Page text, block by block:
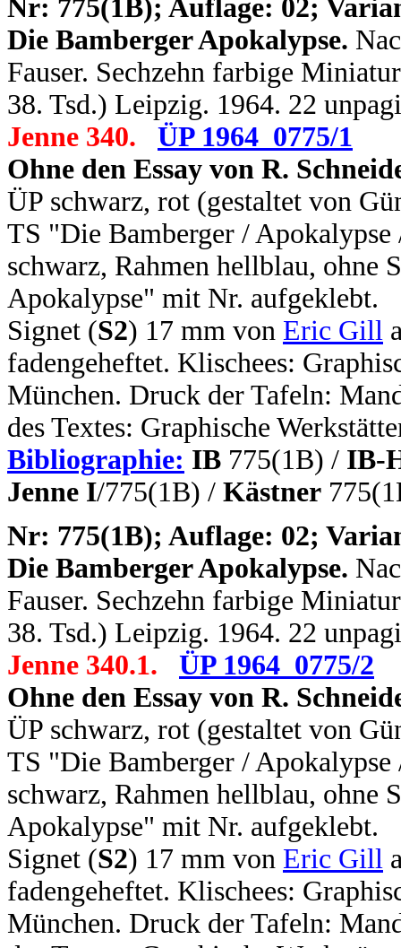
Nr: 775(1B); Auflage: 02;
Die Bamberger Apokalypse.
Fauser. Sechzehn farbige
38. Tsd.) Leipzig. 1964. 22
Jenne 340.
ÜP 1964_0775/1
Ohne den Essay von R.
ÜP schwarz, rot (gestaltet von
TS "Die Bamberger /
schwarz, Rahmen hellblau, ohne
Apokalypse" mit Nr. aufgeklebt.
Signet (S2) 17 mm von Eric Gill
fadengeheftet. Klischees:
München. Druck der Tafeln:
des Textes: Graphische
Bibliographie: IB 775(1B) / IB-
Jenne I/775(1B) / Kästner
Nr: 775(1B); Auflage: 02;
Die Bamberger Apokalypse.
Fauser. Sechzehn farbige
38. Tsd.) Leipzig. 1964. 22
Jenne 340.1.
ÜP 1964_0775/2
Ohne den Essay von R.
ÜP schwarz, rot (gestaltet von
TS "Die Bamberger /
schwarz, Rahmen hellblau, ohne
Apokalypse" mit Nr. aufgeklebt.
Signet (S2) 17 mm von Eric Gill
fadengeheftet. Klischees:
München. Druck der Tafeln: